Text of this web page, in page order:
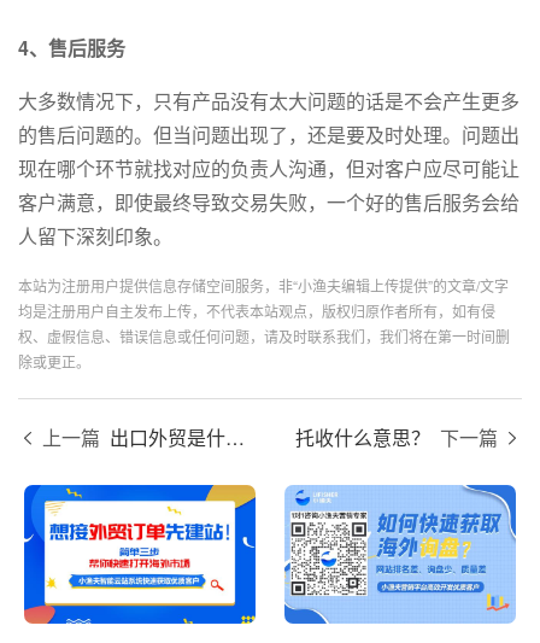
4、售后服务
大多数情况下，只有产品没有太大问题的话是不会产生更多
的售后问题的。但当问题出现了，还是要及时处理。问题出
现在哪个环节就找对应的负责人沟通，但对客户应尽可能让
客户满意，即使最终导致交易失败，一个好的售后服务会给
人留下深刻印象。
本站为注册用户提供信息存储空间服务，非“小渔夫编辑上传提供”的文章/文字
均是注册用户自主发布上传，不代表本站观点，版权归原作者所有，如有侵
权、虚假信息、错误信息或任何问题，请及时联系我们，我们将在第一时间删
除或更正。
上一篇 出口外贸是什么意思？ 托收什么意思？ 下一篇